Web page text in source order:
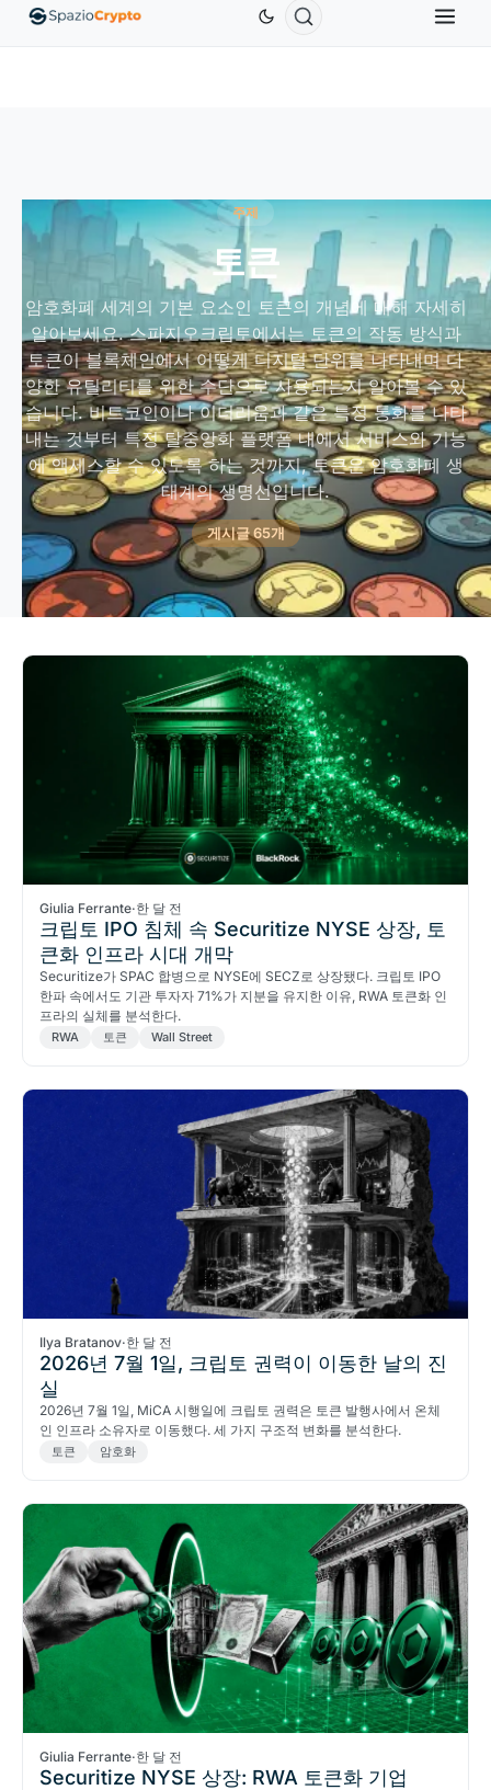
EthereumETHUS$1,880.58 Tether USDT ↑0.00% BNB
주제
토큰
암호화폐 세계의 기본 요소인 토큰의 개념에 대해 자세히
알아보세요. 스파지오크립토에서는 토큰의 작동 방식과
토큰이 블록체인에서 어떻게 디지털 단위를 나타내며 다
양한 유틸리티를 위한 수단으로 사용되는지 알아볼 수 있
습니다. 비트코인이나 이더리움과 같은 특정 통화를 나타
내는 것부터 특정 탈중앙화 플랫폼 내에서 서비스와 기능
에 액세스할 수 있도록 하는 것까지, 토큰은 암호화폐 생
태계의 생명선입니다.
게시글 65개
Giulia Ferrante·한 달 전
크립토 IPO 침체 속 Securitize NYSE 상장, 토
큰화 인프라 시대 개막
Securitize가 SPAC 합병으로 NYSE에 SECZ로 상장됐다. 크립토 IPO
한파 속에서도 기관 투자자 71%가 지분을 유지한 이유, RWA 토큰화 인
프라의 실체를 분석한다.
RWA 토큰 Wall Street
Ilya Bratanov·한 달 전
2026년 7월 1일, 크립토 권력이 이동한 날의 진
실
2026년 7월 1일, MiCA 시행일에 크립토 권력은 토큰 발행사에서 온체
인 인프라 소유자로 이동했다. 세 가지 구조적 변화를 분석한다.
토큰 암호화
Giulia Ferrante·한 달 전
Securitize NYSE 상장: RWA 토큰화 기업